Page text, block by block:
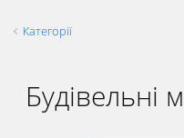
Категорії
Будівельні